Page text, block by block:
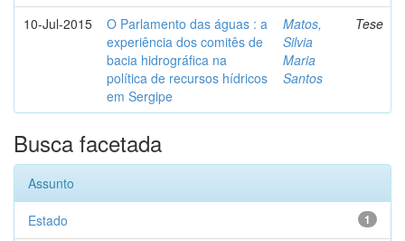
10-Jul-2015
O Parlamento das águas : a
experiência dos comitês de
bacia hidrográfica na
política de recursos hídricos
em Sergipe
Matos,
Silvia
Maria
Santos
Tese
Busca facetada
Assunto
1
Estado